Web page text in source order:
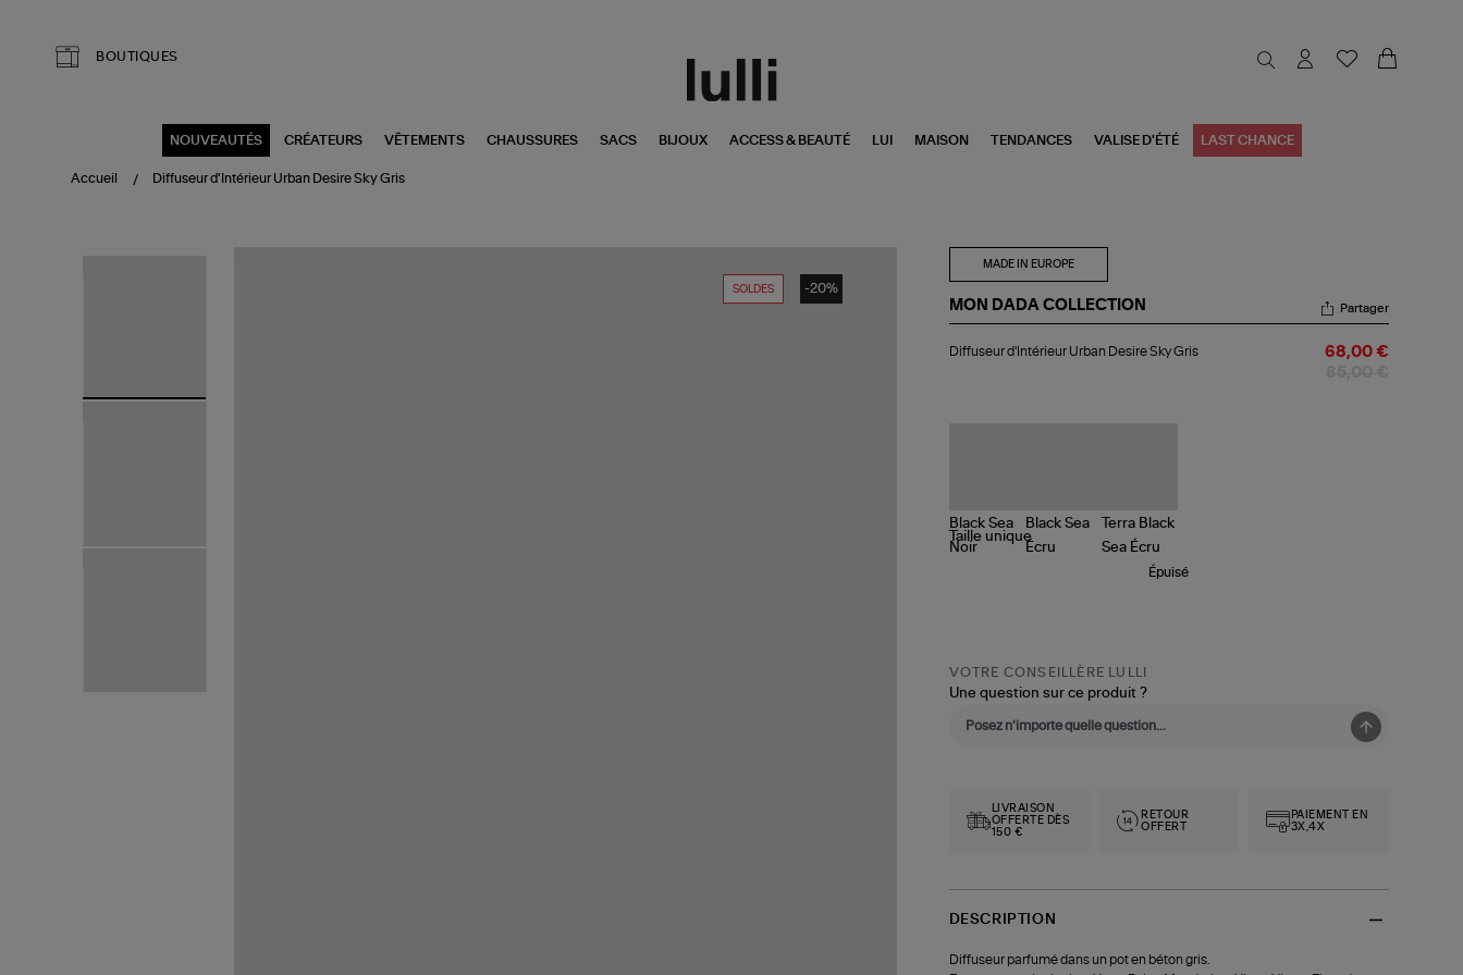
BOUTIQUES
NOUVEAUTÉS CRÉATEURS VÊTEMENTS CHAUSSURES SACS BIJOUX ACCESS & BEAUTÉ LUI MAISON TENDANCES VALISE D'ÉTÉ LAST CHANCE
Accueil Diffuseur d'Intérieur Urban Desire Sky Gris
SOLDES -20%
MADE IN EUROPE
MON DADA COLLECTION
d'Intérieur
Partager
Diffuseur d'Intérieur Urban Desire Sky Gris 68,00 €
Taille unique
Épuisé
VOTRE CONSEILLÈRE LULLI
Une question sur ce produit ?
LIVRAISON
OFFERTE DÈS
150 €
RETOUR
OFFERT
PAIEMENT EN
3X,4X
DESCRIPTION
Diffuseur parfumé dans un pot en béton gris.